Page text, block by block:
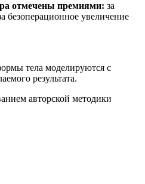
отмечены премиями: за
безоперационное увеличение
тела моделируются с
результата.
авторской методики